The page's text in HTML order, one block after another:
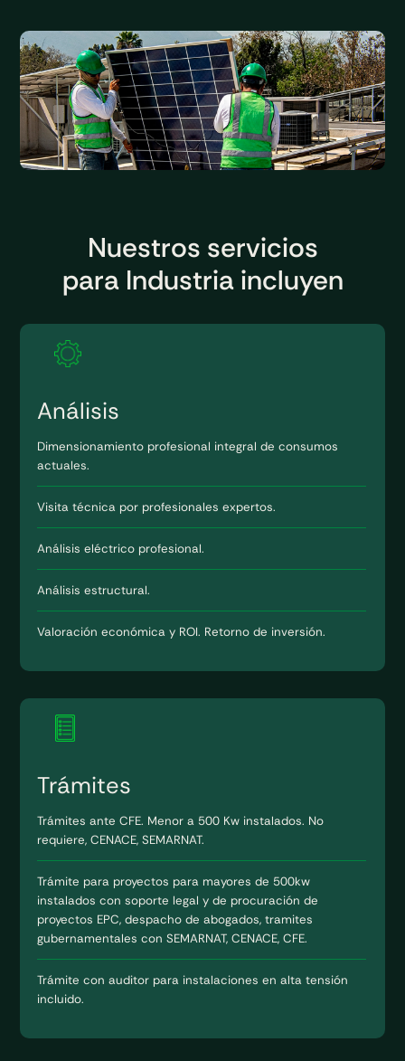
Nuestros servicios
para Industria incluyen
Análisis
Dimensionamiento profesional integral de consumos
actuales.
Visita técnica por profesionales expertos.
Análisis eléctrico profesional.
Análisis estructural.
Valoración económica y ROI. Retorno de inversión.
Trámites
Trámites ante CFE. Menor a 500 Kw instalados. No
requiere, CENACE, SEMARNAT.
Trámite para proyectos para mayores de 500kw
instalados con soporte legal y de procuración de
proyectos EPC, despacho de abogados, tramites
gubernamentales con SEMARNAT, CENACE, CFE.
Trámite con auditor para instalaciones en alta tensión
incluido.